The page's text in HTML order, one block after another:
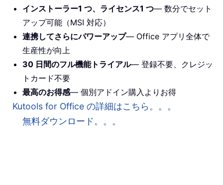
インストーラー1 つ、ライセンス1 つ— 数分でセット
アップ可能（MSI 対応）
連携してさらにパワーアップ— Office アプリ全体で
生産性が向上
30 日間のフル機能トライアル— 登録不要、クレジッ
トカード不要
最高のお得感— 個別アドイン購入よりお得
Kutools for Office の詳細はこちら。。。
無料ダウンロード。。。